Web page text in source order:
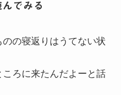
でみる
の寝返りはうてない状
ころに来たんだよーと話